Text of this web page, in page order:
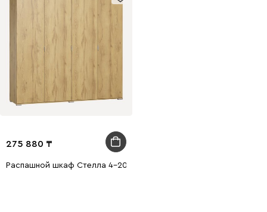
275 880
Распашной шкаф Стелла 4-200x210 Дуб Золотистый